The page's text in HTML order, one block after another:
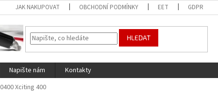
JAK NAKUPOVAT OBCHODNÍ PODMÍNKY EET GDPR
HLEDAT
Napište nám
Kontakty
0400 Xciting 400